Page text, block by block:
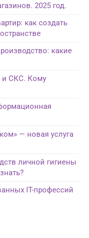
2025 год.
как создать
какие
и СКС. Кому
— новая услуга
личной гигиены
IT-профессий